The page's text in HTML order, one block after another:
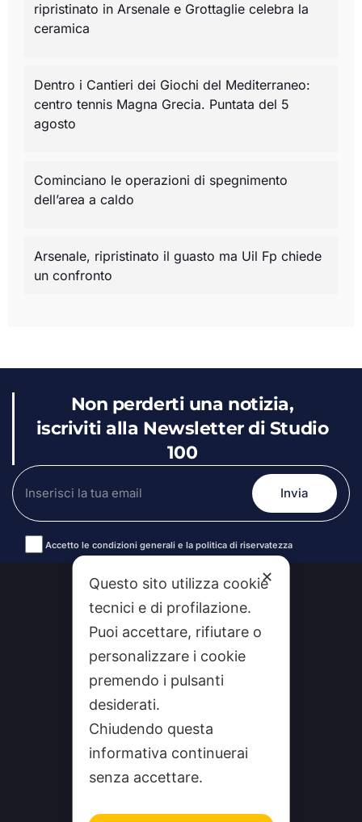
ripristinato in Arsenale e Grottaglie celebra la
ceramica
Dentro i Cantieri dei Giochi del Mediterraneo:
centro tennis Magna Grecia. Puntata del 5
agosto
Cominciano le operazioni di spegnimento
dell’area a caldo
Arsenale, ripristinato il guasto ma Uil Fp chiede
un confronto
Non perderti una notizia,
iscriviti alla Newsletter di Studio
100
Accetto le condizioni generali e la politica di riservatezza
Alternative:
CHI SIAMO
CONTATTI
✕
Questo sito utilizza cookie
tecnici e di profilazione.
Puoi accettare, rifiutare o
personalizzare i cookie
premendo i pulsanti
desiderati.
Chiudendo questa
informativa continuerai
senza accettare.